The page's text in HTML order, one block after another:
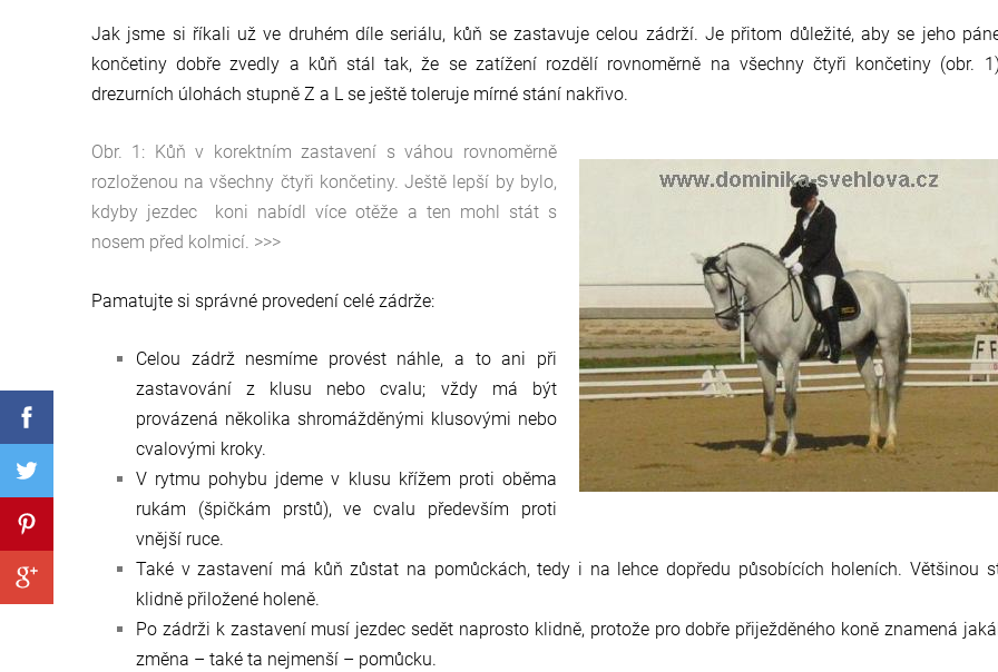
Jak jsme si říkali už ve druhém díle seriálu, kůň se zastavuje celou zádrží. Je přitom důležité, aby se jeho
končetiny dobře zvedly a kůň stál tak, že se zatížení rozdělí rovnoměrně na všechny čtyři končetiny (obr.
drezurních úlohách stupně Z a L se ještě toleruje mírné stání nakřivo.
Obr. 1: Kůň v korektním zastavení s váhou rovnoměrně
rozloženou na všechny čtyři končetiny. Ještě lepší by bylo,
kdyby jezdec koni nabídl více otěže a ten mohl stát s
nosem před kolmicí. >>>
Pamatujte si správné provedení celé zádrže:
Celou zádrž nesmíme provést náhle, a to ani při
zastavování z klusu nebo cvalu; vždy má být
provázená několika shromážděnými klusovými nebo
cvalovými kroky.
V rytmu pohybu jdeme v klusu křížem proti oběma
rukám (špičkám prstů), ve cvalu především proti
vnější ruce.
Také v zastavení má kůň zůstat na pomůckách, tedy i na lehce dopředu působících holeních. Většinou
klidně přiložené holeně.
Po zádrži k zastavení musí jezdec sedět naprosto klidně, protože pro dobře přiježděného koně znamená
změna – také ta nejmenší – pomůcku.